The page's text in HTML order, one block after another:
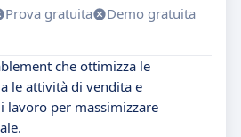
Prova gratuita
Demo gratuita
che ottimizza le
le attività di vendita e
lavoro per massimizzare